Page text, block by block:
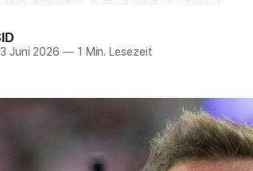
Juni 2026 —1 Min. Lesezeit